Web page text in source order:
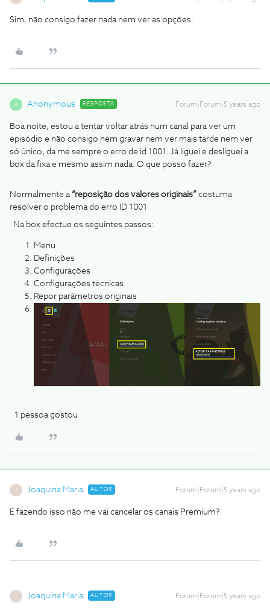
Sim, não consigo fazer nada nem ver as opções.
A Anonymous RESPOSTA Forum|Forum|5 years ago
Boa noite, estou a tentar voltar atrás num canal para ver um
episódio e não consigo nem gravar nem ver mais tarde nem ver
só único, da me sempre o erro de id 1001. Já liguei e desliguei a
box da fixa e mesmo assim nada. O que posso fazer?
Normalmente a “reposição dos valores originais” costuma
resolver o problema do erro ID 1001
Na box efectue os seguintes passos:
Menu
Definições
Configurações
Configurações técnicas
Repor parâmetros originais
1 pessoa gostou
J Joaquina Maria AUTOR Forum|Forum|5 years ago
E fazendo isso não me vai cancelar os canais Premium?
J Joaquina Maria AUTOR Forum|Forum|5 years ago